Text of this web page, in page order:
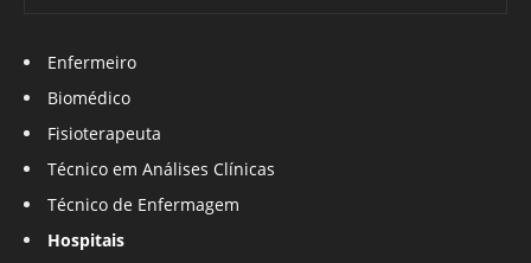
Enfermeiro
Biomédico
Fisioterapeuta
Técnico em Análises Clínicas
Técnico de Enfermagem
Hospitais